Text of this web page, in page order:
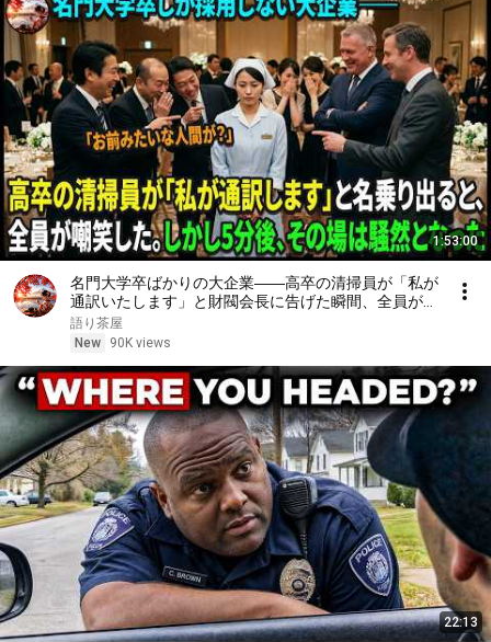
1:53:00
名門大学卒ばかりの大企業――高卒の清掃員が「私が
通訳いたします」と財閥会長に告げた瞬間、全員が嘲
笑した。しかし5分後、その場は静まり返った。#動
エピソード#老後の物語 #家族の物語
語り茶屋
New
90K views
22:13